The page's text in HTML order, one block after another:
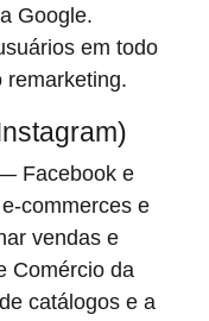
Google.
em todo
remarketing.
Facebook e
commerces e
vendas e
Comércio da
catálogos e a